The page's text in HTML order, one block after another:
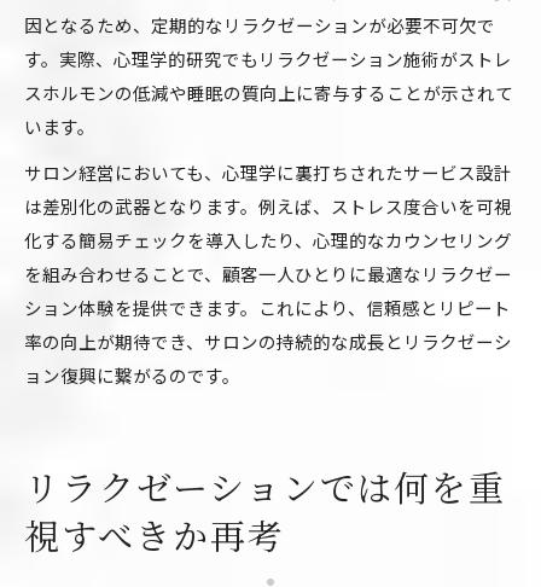
因となるため、定期的なリラクゼーションが必要不可欠で
す。実際、心理学的研究でもリラクゼーション施術がストレ
スホルモンの低減や睡眠の質向上に寄与することが示されて
います。
サロン経営においても、心理学に裏打ちされたサービス設計
は差別化の武器となります。例えば、ストレス度合いを可視
化する簡易チェックを導入したり、心理的なカウンセリング
を組み合わせることで、顧客一人ひとりに最適なリラクゼー
ション体験を提供できます。これにより、信頼感とリピート
率の向上が期待でき、サロンの持続的な成長とリラクゼーシ
ョン復興に繋がるのです。
リラクゼーションでは何を重
視すべきか再考